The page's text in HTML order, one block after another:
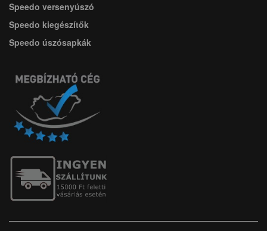
Speedo versenyúszó
Speedo kiegészítők
Speedo úszósapkák